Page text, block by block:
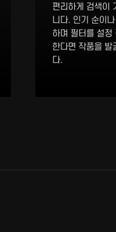
편리하게 검색이
니다. 인기 순이
하며 필터를 설정
한다면 작품을 발
다.